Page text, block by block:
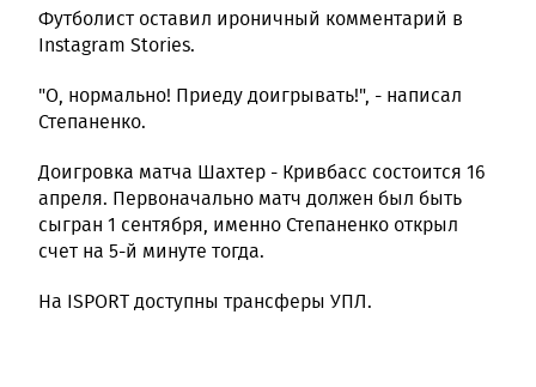
Футболист оставил ироничный комментарий в
Instagram Stories.
"О, нормально! Приеду доигрывать!", - написал
Степаненко.
Доигровка матча Шахтер - Кривбасс состоится 16
апреля. Первоначально матч должен был быть
сыгран 1 сентября, именно Степаненко открыл
счет на 5-й минуте тогда.
На ISPORT доступны трансферы УПЛ.